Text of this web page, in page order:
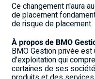
Ce changement n'aura
de placement
de risque de placement.
À propos de BMO
BMO Gestion privée
d'exploitation qui
certaines de ses